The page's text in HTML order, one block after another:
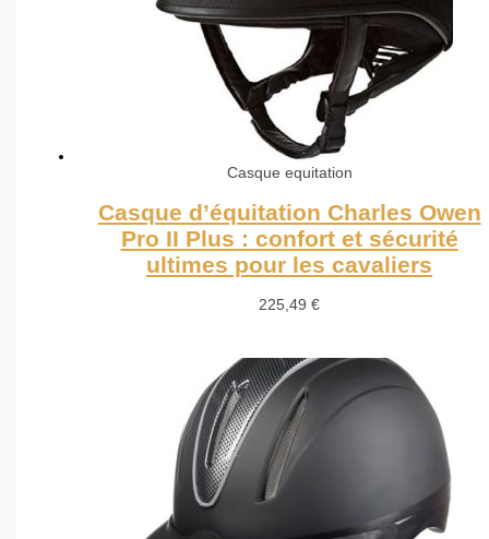
Casque equitation
Casque d’équitation Charles Owen
Pro II Plus : confort et sécurité
ultimes pour les cavaliers
225,49€